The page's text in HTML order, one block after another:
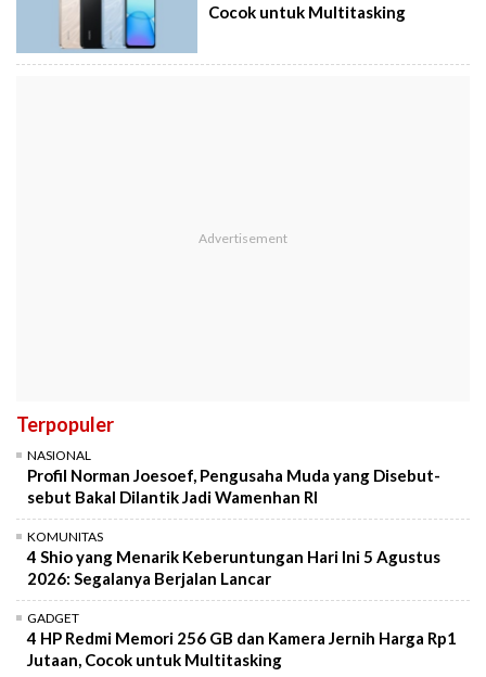
Cocok untuk Multitasking
Terpopuler
NASIONAL
Profil Norman Joesoef, Pengusaha Muda yang Disebut-
sebut Bakal Dilantik Jadi Wamenhan RI
KOMUNITAS
4 Shio yang Menarik Keberuntungan Hari Ini 5 Agustus
2026: Segalanya Berjalan Lancar
GADGET
4 HP Redmi Memori 256 GB dan Kamera Jernih Harga Rp1
Jutaan, Cocok untuk Multitasking